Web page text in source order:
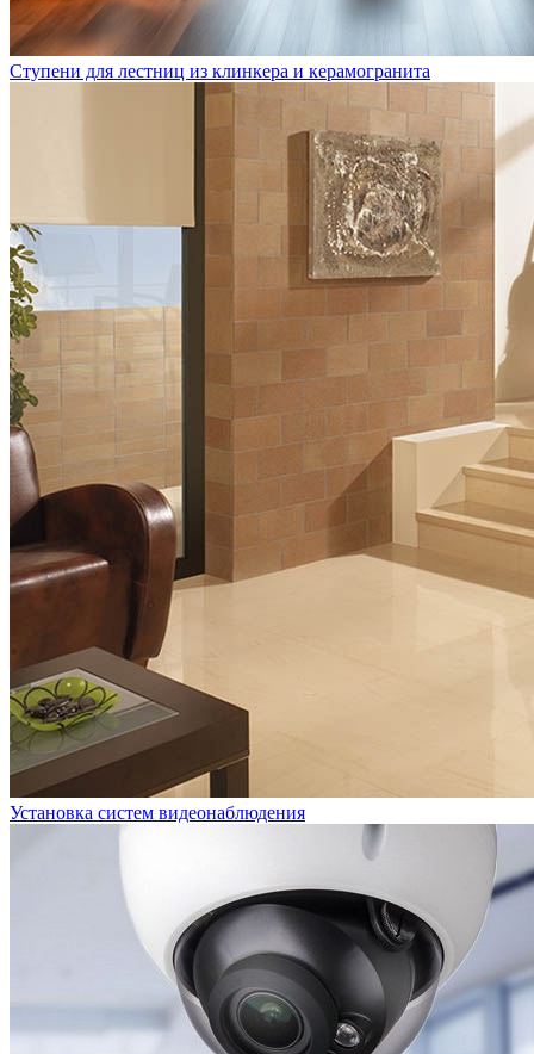
Ступени для лестниц из клинкера и керамогранита
Установка систем видеонаблюдения